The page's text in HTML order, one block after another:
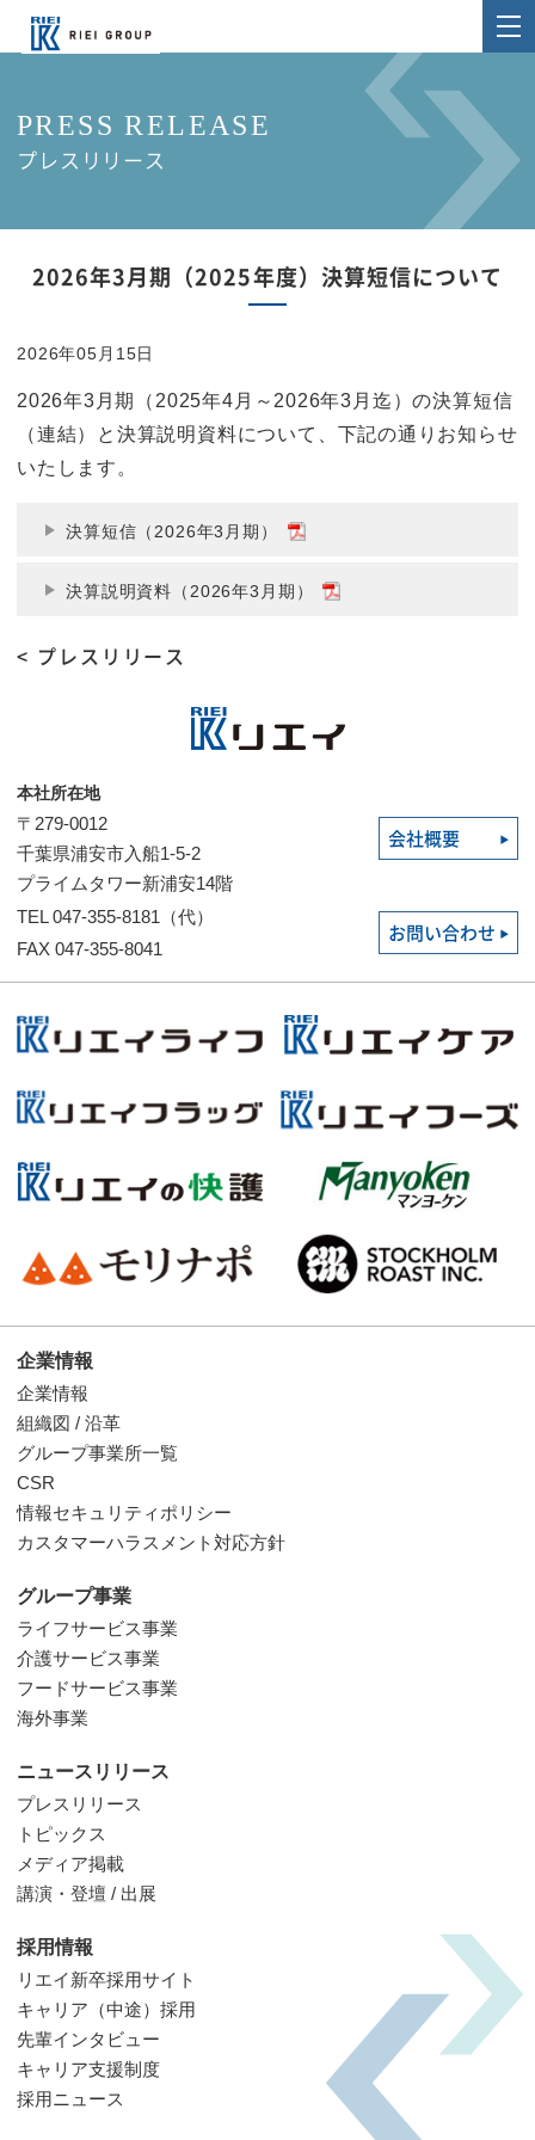
PRESS RELEASE
プレスリリース
2026年3月期（2025年度）決算短信について
2026年05月15日
2026年3月期（2025年4月～2026年3月迄）の決算短信
（連結）と決算説明資料について、下記の通りお知らせ
いたします。
決算短信（2026年3月期）
決算説明資料（2026年3月期）
< プレスリリース
本社所在地
〒279-0012
千葉県浦安市入船1-5-2
プライムタワー新浦安14階
会社概要
TEL 047-355-8181（代）
FAX 047-355-8041
お問い合わせ
企業情報
企業情報
組織図 / 沿革
グループ事業所一覧
CSR
情報セキュリティポリシー
カスタマーハラスメント対応方針
グループ事業
ライフサービス事業
介護サービス事業
フードサービス事業
海外事業
ニュースリリース
プレスリリース
トピックス
メディア掲載
講演・登壇 / 出展
採用情報
リエイ新卒採用サイト
キャリア（中途）採用
先輩インタビュー
キャリア支援制度
採用ニュース